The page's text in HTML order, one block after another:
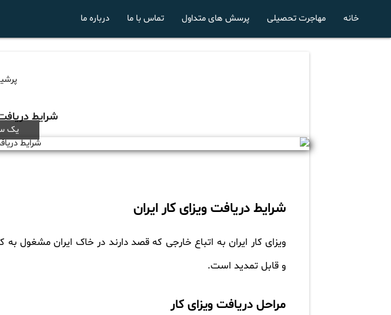
خانه مهاجرت تحصیلی پرسش های متداول تماس با ما درباره ما
شرایط
یک
شرایط دریافت ویزای کار ایران
ویزای کار ایران به اتباع خارجی که قصد دارند در خاک ایران مشغول
و قابل تمدید است.
مراحل دریافت ویزای کار